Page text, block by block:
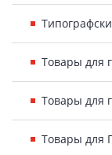
Товары для
Товары для
Товары для